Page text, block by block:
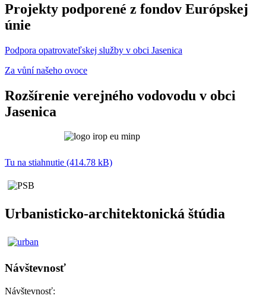
Projekty podporené z fondov Európskej
únie
Podpora opatrovateľskej služby v obci Jasenica
Za vůní našeho ovoce
Rozšírenie verejného vodovodu v obci
Jasenica
Tu na stiahnutie (414.78 kB)
Urbanisticko-architektonická štúdia
Návštevnosť
Návštevnosť: